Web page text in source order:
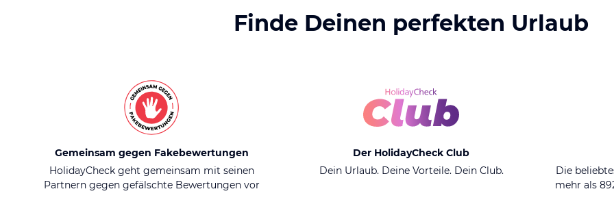
Finde Deinen perfekten Urlaub
Gemeinsam gegen Fakebewertungen
HolidayCheck geht gemeinsam mit seinen
Partnern gegen gefälschte Bewertungen vor
Der HolidayCheck Club
Dein Urlaub. Deine Vorteile. Dein Club.
Die
mehr als